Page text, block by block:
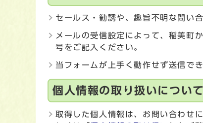
セールス・勧誘や、趣旨不明な問い
メールの受信設定によって、稲美町
号をご記入ください。
当フォームが上手く動作せず送信で
個人情報の取り扱いについて
取得した個人情報は、お問い合わせ